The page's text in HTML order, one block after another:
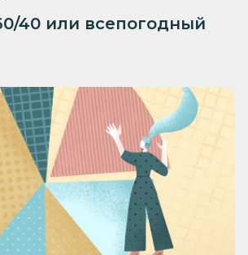
40 или всепогодный